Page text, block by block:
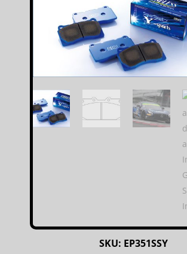
SKU: EP351SSY